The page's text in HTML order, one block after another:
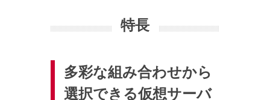
特長
多彩な組み合わせから
選択できる仮想サーバ